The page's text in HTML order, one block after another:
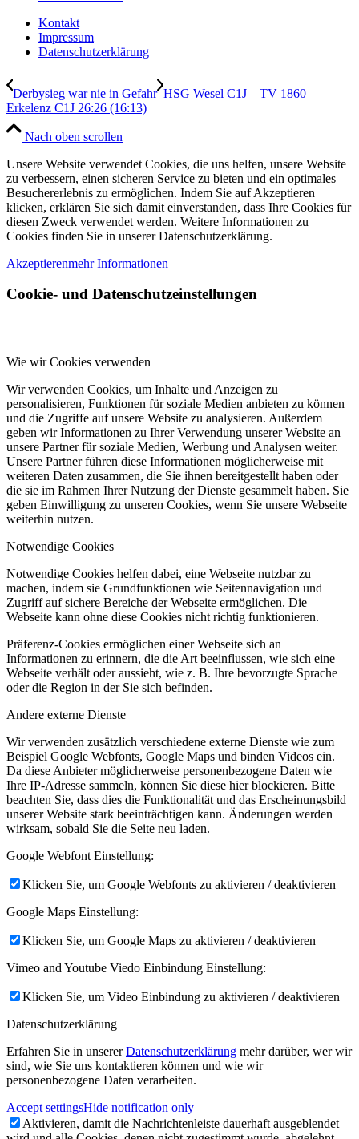
Kontakt
Impressum
Datenschutzerklärung
Derbysieg war nie in Gefahr HSG Wesel C1J – TV 1860
Erkelenz C1J 26:26 (16:13)
Nach oben scrollen
Unsere Website verwendet Cookies, die uns helfen, unsere Website
zu verbessern, einen sicheren Service zu bieten und ein optimales
Besuchererlebnis zu ermöglichen. Indem Sie auf Akzeptieren
klicken, erklären Sie sich damit einverstanden, dass Ihre Cookies für
diesen Zweck verwendet werden. Weitere Informationen zu
Cookies finden Sie in unserer Datenschutzerklärung.
Akzeptierenmehr Informationen
Cookie- und Datenschutzeinstellungen
Wie wir Cookies verwenden
Wir verwenden Cookies, um Inhalte und Anzeigen zu
personalisieren, Funktionen für soziale Medien anbieten zu können
und die Zugriffe auf unsere Website zu analysieren. Außerdem
geben wir Informationen zu Ihrer Verwendung unserer Website an
unsere Partner für soziale Medien, Werbung und Analysen weiter.
Unsere Partner führen diese Informationen möglicherweise mit
weiteren Daten zusammen, die Sie ihnen bereitgestellt haben oder
die sie im Rahmen Ihrer Nutzung der Dienste gesammelt haben. Sie
geben Einwilligung zu unseren Cookies, wenn Sie unsere Webseite
weiterhin nutzen.
Notwendige Cookies
Notwendige Cookies helfen dabei, eine Webseite nutzbar zu
machen, indem sie Grundfunktionen wie Seitennavigation und
Zugriff auf sichere Bereiche der Webseite ermöglichen. Die
Webseite kann ohne diese Cookies nicht richtig funktionieren.
Präferenz-Cookies ermöglichen einer Webseite sich an
Informationen zu erinnern, die die Art beeinflussen, wie sich eine
Webseite verhält oder aussieht, wie z. B. Ihre bevorzugte Sprache
oder die Region in der Sie sich befinden.
Andere externe Dienste
Wir verwenden zusätzlich verschiedene externe Dienste wie zum
Beispiel Google Webfonts, Google Maps und binden Videos ein.
Da diese Anbieter möglicherweise personenbezogene Daten wie
Ihre IP-Adresse sammeln, können Sie diese hier blockieren. Bitte
beachten Sie, dass dies die Funktionalität und das Erscheinungsbild
unserer Website stark beeinträchtigen kann. Änderungen werden
wirksam, sobald Sie die Seite neu laden.
Google Webfont Einstellung:
Klicken Sie, um Google Webfonts zu aktivieren / deaktivieren
Google Maps Einstellung:
Klicken Sie, um Google Maps zu aktivieren / deaktivieren
Vimeo and Youtube Viedo Einbindung Einstellung:
Klicken Sie, um Video Einbindung zu aktivieren / deaktivieren
Datenschutzerklärung
Erfahren Sie in unsererDatenschutzerklärung mehr darüber, wer wir
sind, wie Sie uns kontaktieren können und wie wir
personenbezogene Daten verarbeiten.
Accept settingsHide notification only
Aktivieren, damit die Nachrichtenleiste dauerhaft ausgeblendet